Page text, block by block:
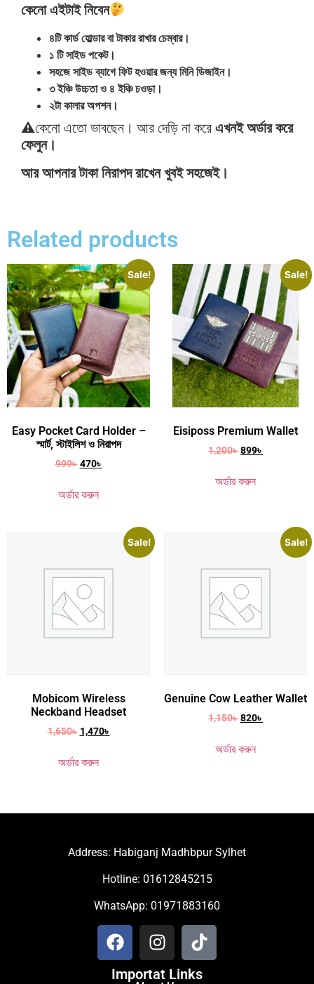
কেনো এইটাই নিবেন
৪টি কার্ড হোল্ডার বা টাকার রাখার চেম্বার।
১ টি সাইড পকেট।
সহজে সাইড ব্যাগে ফিট হওয়ার জন্য মিনি ডিজাইন।
৩ ইঞ্চি উচ্চতা ও ৪ ইঞ্চি চওড়া।
২টা কালার অপশন।
⚠কেনো এতো ভাবছেন। আর দেড়ি না করে এখনই অর্ডার করে
ফেলুন।
আর আপনার টাকা নিরাপদ রাখেন খুবই সহজেই।
Related products
Sale!
Easy Pocket Card Holder –
স্মার্ট, স্টাইলিশ ও নিরাপদ
999৳ 470৳
অর্ডার করুন
Sale!
Eisiposs Premium Wallet
1,200৳899৳
অর্ডার করুন
Sale!
Mobicom Wireless
Neckband Headset
1,650৳ 1,470৳
অর্ডার করুন
Sale!
Genuine Cow Leather Wallet
1,150৳820৳
অর্ডার করুন
Address: Habiganj Madhbpur Sylhet
Hotline: 01612845215
WhatsApp: 01971883160
Importat Links